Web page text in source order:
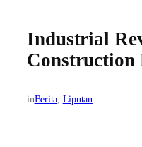
Industrial
Construction
inBerita, Liputan